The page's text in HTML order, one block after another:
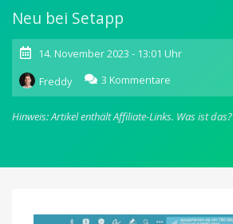
Neu bei Setapp
14. November 2023 - 13:01 Uhr
Freddy
3 Kommentare
WiFi
Erweiterte
in
Menüzeile
Hinweis: Artikel enthält Affiliate-Links. Was ist das?